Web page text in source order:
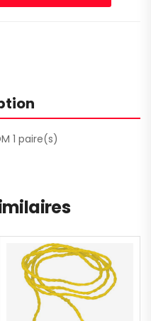
1 paire(s)